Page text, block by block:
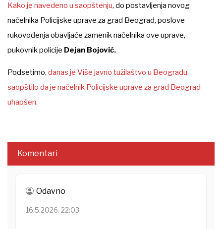
Kako je navedeno u saopštenju, do postavljenja novog
načelnika Policijske uprave za grad Beograd, poslove
rukovođenja obavljaće zamenik načelnika ove uprave,
pukovnik policije Dejan Bojović.
Podsetimo, danas je Više javno tužilaštvo u Beogradu
saopštilo da je načelnik Policijske uprave za grad Beograd
uhapšen.
Komentari
Odavno
16.5.2026. 22:03